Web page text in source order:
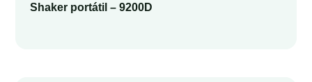
Shaker portátil – 9200D